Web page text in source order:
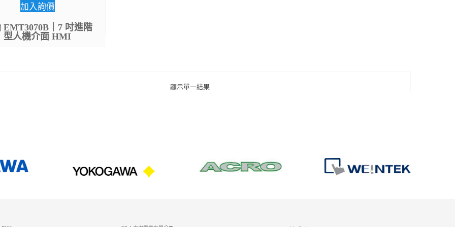
加入詢價
EMT3070B｜7 吋進階
型人機介面 HMI
顯示單一結果